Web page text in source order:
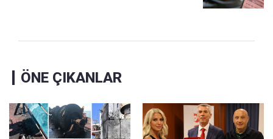
ÖNE ÇIKANLAR